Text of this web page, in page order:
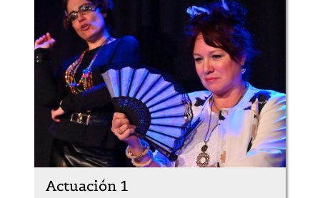
Actuación 1